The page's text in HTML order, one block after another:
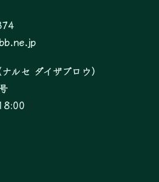
ルセ ダイザブロウ）